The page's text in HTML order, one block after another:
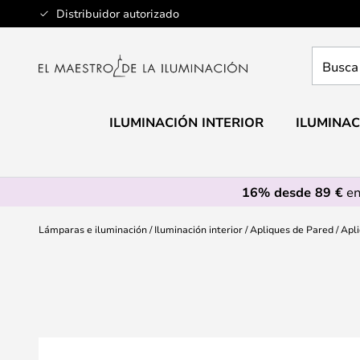
Distribuidor autorizado
Ir
al
aquí
ILUMINACIÓN INTERIOR
16% desde 89 €
Lámparas e iluminación Iluminación interior Apliques de Pared